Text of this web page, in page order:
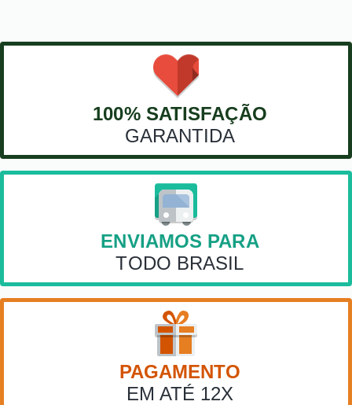
100% SATISFAÇÃO
GARANTIDA
ENVIAMOS PARA
TODO BRASIL
PAGAMENTO
EM ATÉ 12X